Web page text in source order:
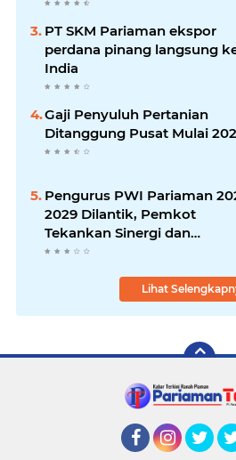
PT SKM Pariaman ekspor
perdana pinang langsung
India
Gaji Penyuluh Pertanian
Ditanggung Pusat Mulai
Pengurus PWI Pariaman
2029 Dilantik, Pemkot
Tekankan Sinergi dan
Profesionalisme Pers
Lihat